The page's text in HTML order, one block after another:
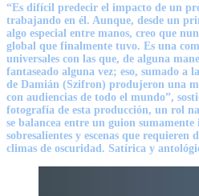
“Es difícil predecir el impacto de un
trabajando en él. Aunque, desde un
algo especial entre manos, creo que
global que finalmente tuvo. Es una
universales con las que, de alguna
fantaseado alguna vez; eso, sumado a
de Damián (Szifron) produjeron una
con audiencias de todo el mundo”,
fotografía de esta producción, un rol
se balancea entre un guion
sobresalientes y escenas que requieren
climas de oscuridad. Satírica y